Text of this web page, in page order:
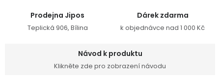
Prodejna Jipos
Teplická 906, Bílina
Dárek zdarma
k objednávce nad 1 000 Kč
Návod k produktu
Klikněte zde pro zobrazení návodu